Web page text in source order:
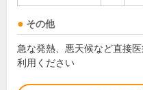
その他
急な発熱、悪天候など直接
利用ください